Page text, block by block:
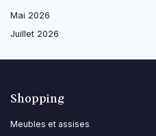
Mai 2026
Juillet 2026
Shopping
Meubles et assises